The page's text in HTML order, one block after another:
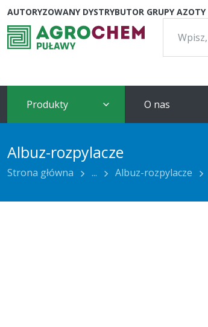
AUTORYZOWANY DYSTRYBUTOR GRUPY AZOTY
Produkty O nas
Albuz-rozpylacze
Strona główna ... Albuz-rozpylacze